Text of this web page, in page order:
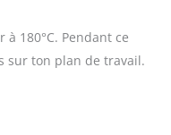
180°C. Pendant ce
sur ton plan de travail.